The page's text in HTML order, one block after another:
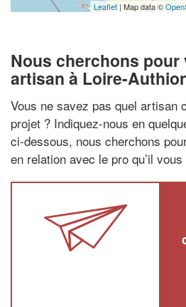
Leaflet| Map data ©
Nous cherchons pour
artisan à Loire-
Vous ne savez pas quel artisan
projet ? Indiquez-nous en
ci-dessous, nous cherchons
en relation avec le pro qu’il vous